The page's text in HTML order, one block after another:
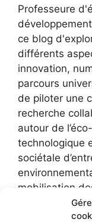
Professeure
ce blog
différents
innovation,
parcours
de piloter une
recherche
autour de
technologique
sociétale
mobilisation